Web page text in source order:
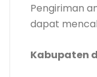
Pengiriman
dapat
Kabupaten